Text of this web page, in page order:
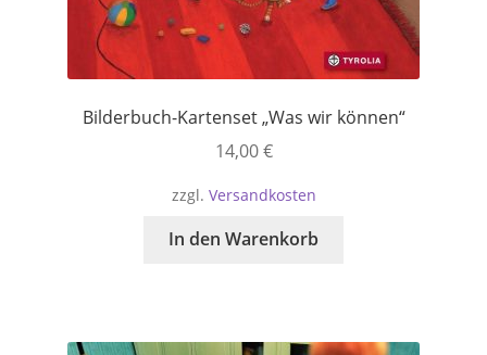
Bilderbuch-Kartenset „Was wir können“
14,00€
zzgl. Versandkosten
In den Warenkorb